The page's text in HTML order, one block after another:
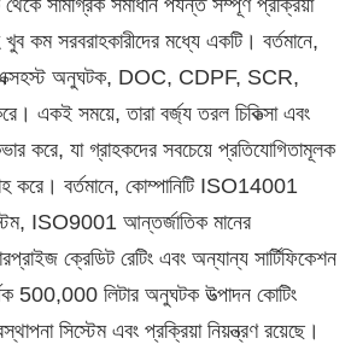
সামগ্রিক সমাধান পর্যন্ত সম্পূর্ণ প্রক্রিয়া
কম সরবরাহকারীদের মধ্যে একটি। বর্তমানে,
এক্সহস্ট অনুঘটক, DOC, CDPF, SCR,
একই সময়ে, তারা বর্জ্য তরল চিকিত্সা এবং
করে, যা গ্রাহকদের সবচেয়ে প্রতিযোগিতামূলক
করে। বর্তমানে, কোম্পানিটি ISO14001
ISO9001 আন্তর্জাতিক মানের
ক্রেডিট রেটিং এবং অন্যান্য সার্টিফিকেশন
500,000 লিটার অনুঘটক উত্পাদন কোটিং
সিস্টেম এবং প্রক্রিয়া নিয়ন্ত্রণ রয়েছে।